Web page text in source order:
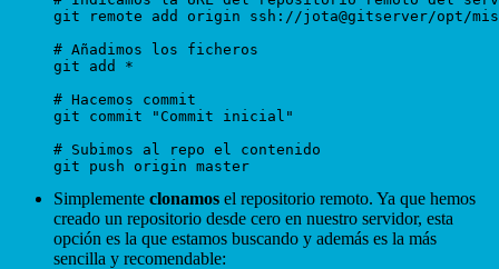
git remote add origin ssh://jota@gitserver/opt/
# Añadimos los ficheros
git add *
# Hacemos commit
git commit "Commit inicial"
# Subimos al repo el contenido
Simplemente clonamos el repositorio remoto. Ya que hemos
creado un repositorio desde cero en nuestro servidor, esta
opción es la que estamos buscando y además es la más
sencilla y recomendable: